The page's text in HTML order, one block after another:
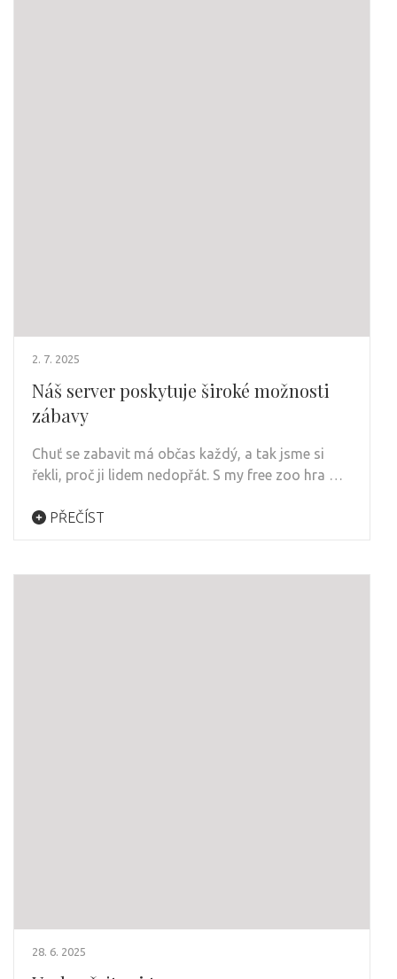
2. 7. 2025
Náš server poskytuje široké možnosti
zábavy
Chuť se zabavit má občas každý, a tak jsme si
řekli, proč ji lidem nedopřát. S my free zoo hra …
PŘEČÍST
28. 6. 2025